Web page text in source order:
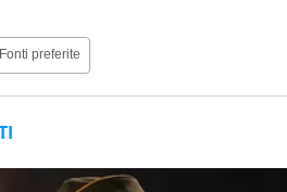
Fonti preferite